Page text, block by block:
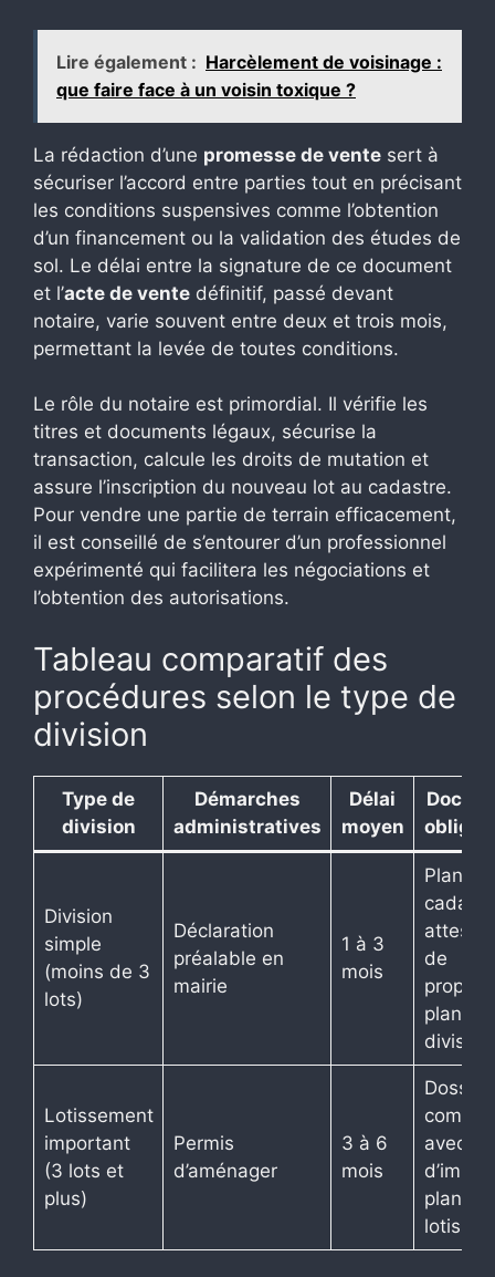
Lire également : Harcèlement de voisinage :
que faire face à un voisin toxique ?
La rédaction d’une promesse de vente sert à
sécuriser l’accord entre parties tout en précisant
les conditions suspensives comme l’obtention
d’un financement ou la validation des études de
sol. Le délai entre la signature de ce document
et l’acte de vente définitif, passé devant
notaire, varie souvent entre deux et trois mois,
permettant la levée de toutes conditions.
Le rôle du notaire est primordial. Il vérifie les
titres et documents légaux, sécurise la
transaction, calcule les droits de mutation et
assure l’inscription du nouveau lot au cadastre.
Pour vendre une partie de terrain efficacement,
il est conseillé de s’entourer d’un professionnel
expérimenté qui facilitera les négociations et
l’obtention des autorisations.
Tableau comparatif des
procédures selon le type de
division
Type de
division
Démarches
administratives
Délai
moyen
Division
simple
(moins de 3
lots)
Déclaration
préalable en
mairie
1 à 3
mois
Plan
de
plan de
division
Lotissement
important
(3 lots et
plus)
Permis
d’aménager
3 à 6
mois
Dossier
complet
avec
plan de